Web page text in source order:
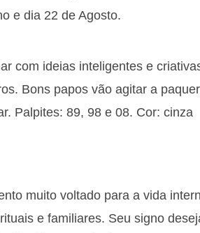
e dia 22 de Agosto.
com ideias inteligentes e
Bons papos vão agitar a
Palpites: 89, 98 e 08. Cor: cinza
muito voltado para a vida
e familiares. Seu signo